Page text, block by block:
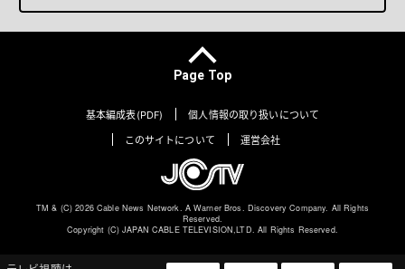
Page Top
基本編成表(PDF)
個人情報の取り扱いについて
このサイトについて
運営会社
TM & (C) 2026 Cable News Network. A Warner Bros. Discovery Company. All Rights
Reserved.
Copyright (C) JAPAN CABLE TELEVISION,LTD. All Rights Reserved.